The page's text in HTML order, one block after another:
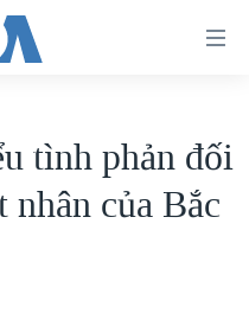
tình phản đối
của Bắc